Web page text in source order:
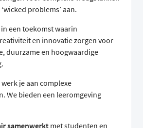
problems’ aan.
een toekomst waarin
en innovatie zorgen voor
duurzame en hoogwaardige
je aan complexe
We bieden een leeromgeving
samenwerktmet studenten en